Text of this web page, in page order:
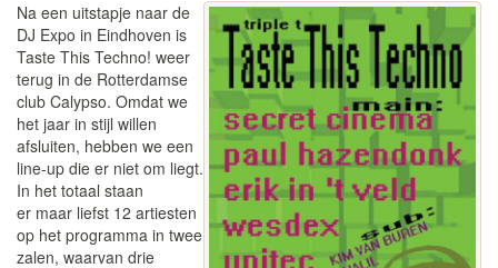
Na een uitstapje naar de
DJ Expo in Eindhoven is
Taste This Techno! weer
terug in de Rotterdamse
club Calypso. Omdat we
het jaar in stijl willen
afsluiten, hebben we een
line-up die er niet om liegt.
In het totaal staan
er maar liefst 12 artiesten
op het programma in twee
zalen, waarvan drie